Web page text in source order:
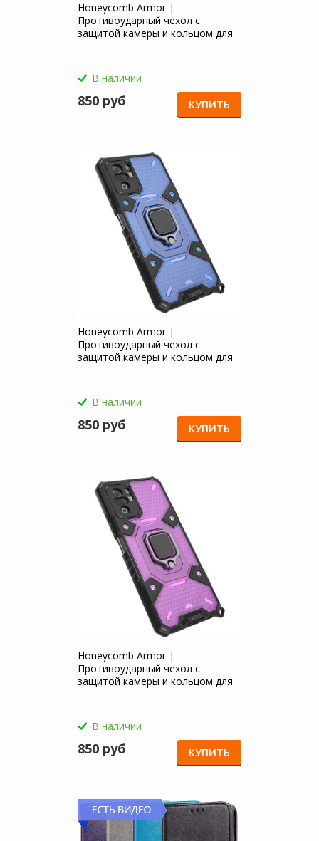
Honeycomb Armor |
Противоударный чехол с
защитой камеры и кольцом для
В наличии
850 руб КУПИТЬ
Honeycomb Armor |
Противоударный чехол с
защитой камеры и кольцом для
В наличии
850 руб КУПИТЬ
Honeycomb Armor |
Противоударный чехол с
защитой камеры и кольцом для
В наличии
850 руб КУПИТЬ